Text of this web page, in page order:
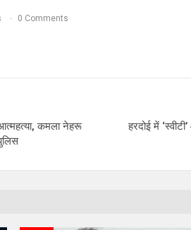
0 Comments
कमला नेहरू
हरदोई में